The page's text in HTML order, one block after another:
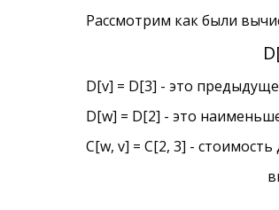
Рассмотрим как были
D[v] = D[3] - это
D[w] = D[2] - это
C[w, v] = C[2, 3] -